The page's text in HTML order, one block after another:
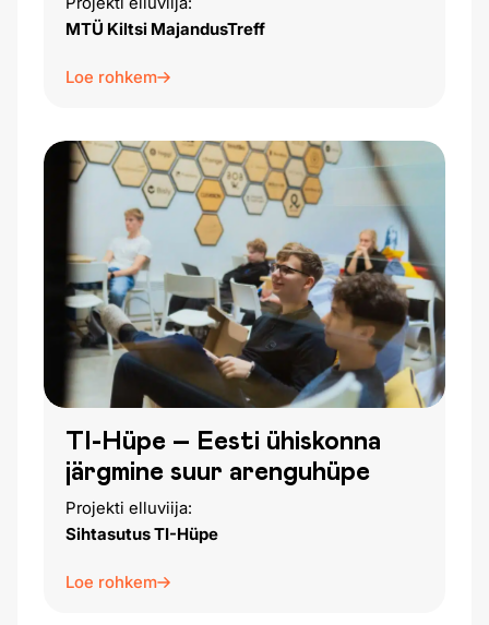
MTÜ Kiltsi MajandusTreff
Loe rohkem
TI-Hüpe – Eesti ühiskonna
järgmine suur arenguhüpe
Projekti elluviija:
Sihtasutus TI-Hüpe
Loe rohkem